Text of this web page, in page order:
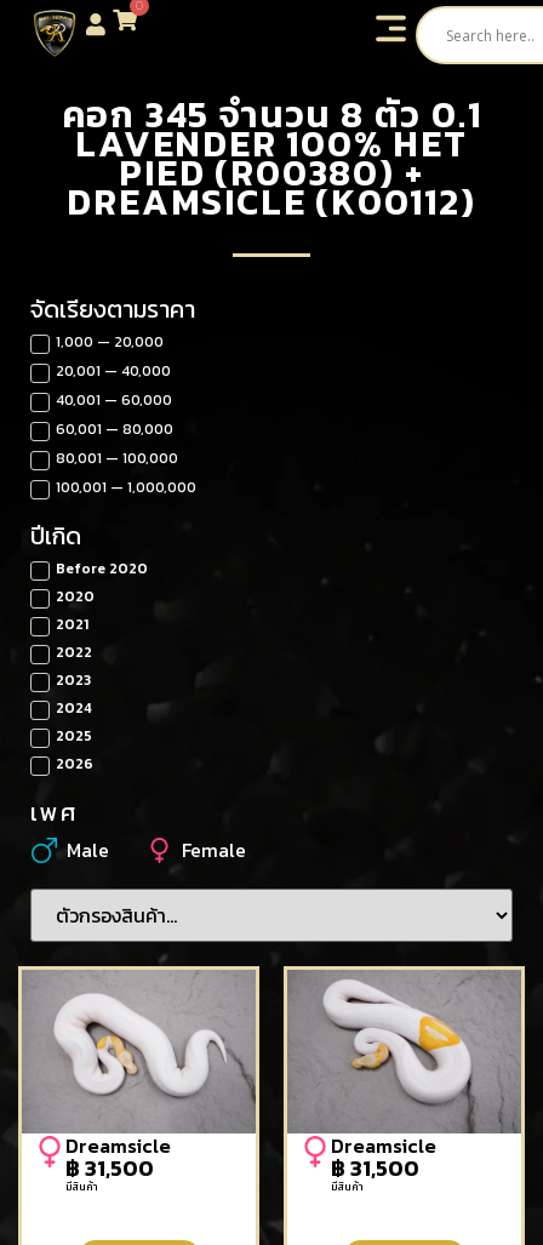
0
คอก 345 จำนวน 8 ตัว 0.1
LAVENDER 100% HET
PIED (R00380) +
DREAMSICLE (K00112)
จัดเรียงตามราคา
1,000 — 20,000
20,001 — 40,000
40,001 — 60,000
60,001 — 80,000
80,001 — 100,000
100,001 — 1,000,000
ปีเกิด
Before 2020
2020
2021
2022
2023
2024
2025
2026
เพศ
Male Female
Dreamsicle
฿31,500
มีสินค้า
Dreamsicle
฿31,500
มีสินค้า